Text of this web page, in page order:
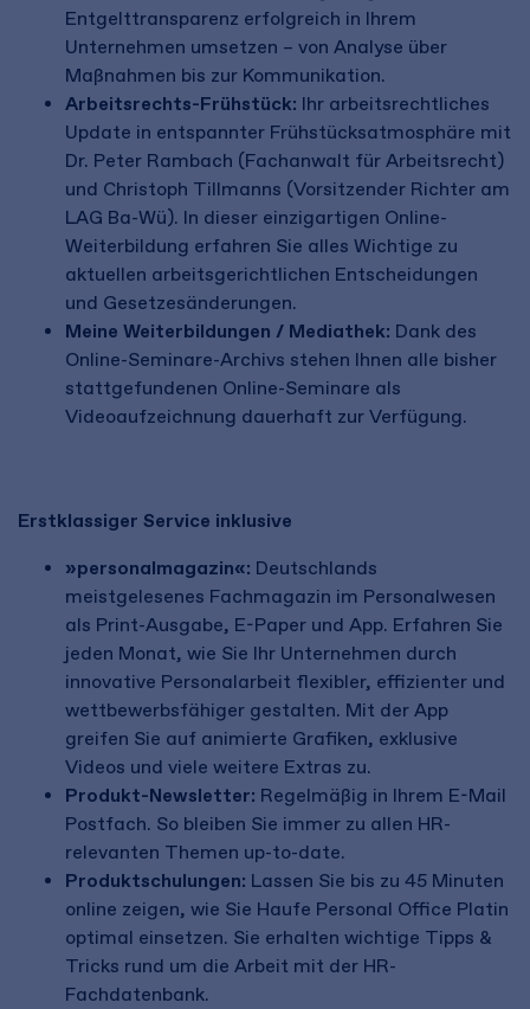
Entgelttransparenz erfolgreich in Ihrem
Unternehmen umsetzen – von Analyse über
Maßnahmen bis zur Kommunikation.
Arbeitsrechts-Frühstück: Ihr arbeitsrechtliches
Update in entspannter Frühstücksatmosphäre mit
Dr. Peter Rambach (Fachanwalt für Arbeitsrecht)
und Christoph Tillmanns (Vorsitzender Richter am
LAG Ba-Wü). In dieser einzigartigen Online-
Weiterbildung erfahren Sie alles Wichtige zu
aktuellen arbeitsgerichtlichen Entscheidungen
und Gesetzesänderungen.
Meine Weiterbildungen / Mediathek: Dank des
Online-Seminare-Archivs stehen Ihnen alle bisher
stattgefundenen Online-Seminare als
Videoaufzeichnung dauerhaft zur Verfügung.
Erstklassiger Service inklusive
»personalmagazin«: Deutschlands
meistgelesenes Fachmagazin im Personalwesen
als Print-Ausgabe, E-Paper und App. Erfahren Sie
jeden Monat, wie Sie Ihr Unternehmen durch
innovative Personalarbeit flexibler, effizienter und
wettbewerbsfähiger gestalten. Mit der App
greifen Sie auf animierte Grafiken, exklusive
Videos und viele weitere Extras zu.
Produkt-Newsletter: Regelmäßig in Ihrem E-Mail
Postfach. So bleiben Sie immer zu allen HR-
relevanten Themen up-to-date.
Produktschulungen: Lassen Sie bis zu 45 Minuten
online zeigen, wie Sie Haufe Personal Office Platin
optimal einsetzen. Sie erhalten wichtige Tipps &
Tricks rund um die Arbeit mit der HR-
Fachdatenbank.